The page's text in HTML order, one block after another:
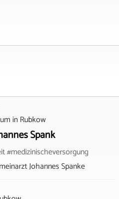
inRubkow
Spank
#medizinischeversorgung
Johannes Spanke